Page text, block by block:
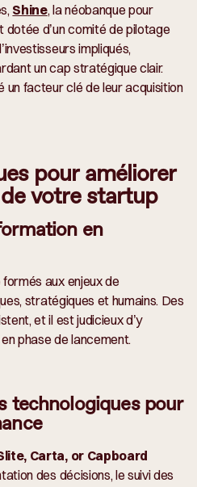
Shine, la néobanque pour
dotée d’un comité de pilotage
impliqués,
un cap stratégique clair.
facteur clé de leur acquisition
pour améliorer
votre startup
en
aux enjeux de
stratégiques et humains. Des
et il est judicieux d’y
phase de lancement.
technologiques pour
Carta, or Capboard
des décisions, le suivi des